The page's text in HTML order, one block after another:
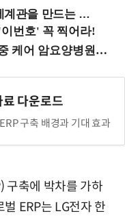
계자로.. (8/20 강남역)
다운로드
구축 배경과 기대 효과
구축에 박차를 가하
ERP는 LG전자 한